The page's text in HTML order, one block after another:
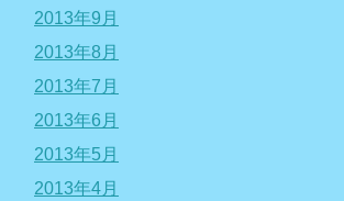
2013年9月
2013年8月
2013年7月
2013年6月
2013年5月
2013年4月